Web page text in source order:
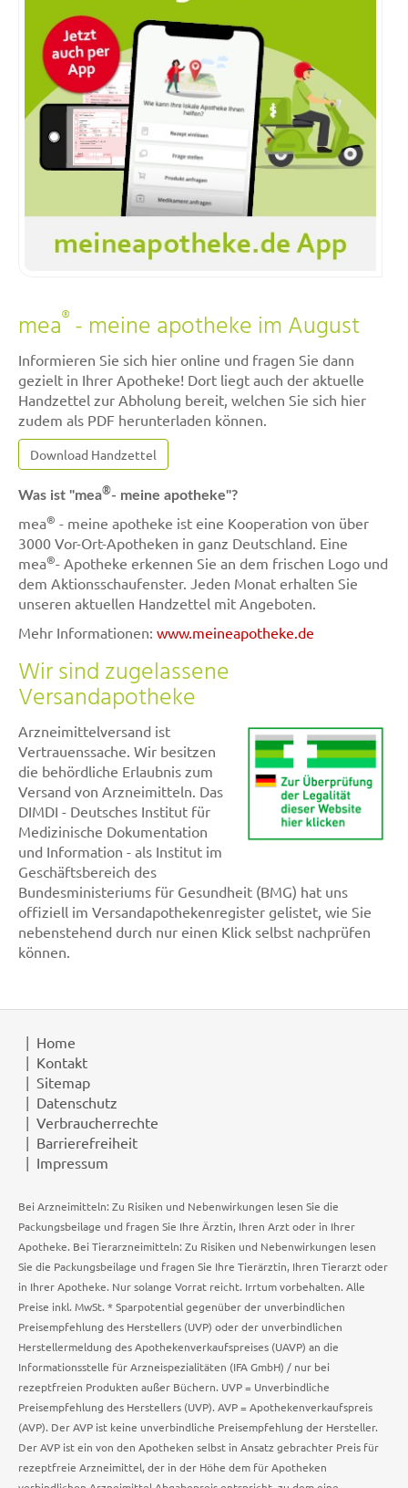
mea® - meine apotheke im August
Informieren Sie sich hier online und fragen Sie dann
gezielt in Ihrer Apotheke! Dort liegt auch der aktuelle
Handzettel zur Abholung bereit, welchen Sie sich hier
zudem als PDF herunterladen können.
Download Handzettel
Was ist "mea®- meine apotheke"?
mea® - meine apotheke ist eine Kooperation von über
3000 Vor-Ort-Apotheken in ganz Deutschland. Eine
mea®- Apotheke erkennen Sie an dem frischen Logo und
dem Aktionsschaufenster. Jeden Monat erhalten Sie
unseren aktuellen Handzettel mit Angeboten.
Mehr Informationen: www.meineapotheke.de
Wir sind zugelassene
Versandapotheke
Arzneimittelversand ist
Vertrauenssache. Wir besitzen
die behördliche Erlaubnis zum
Versand von Arzneimitteln. Das
DIMDI - Deutsches Institut für
Medizinische Dokumentation
und Information - als Institut im
Geschäftsbereich des
Bundesministeriums für Gesundheit (BMG) hat uns
offiziell im Versandapothekenregister gelistet, wie Sie
nebenstehend durch nur einen Klick selbst nachprüfen
können.
Home
Kontakt
Sitemap
Datenschutz
Verbraucherrechte
Barrierefreiheit
Impressum
Bei Arzneimitteln: Zu Risiken und Nebenwirkungen lesen Sie die
Packungsbeilage und fragen Sie Ihre Ärztin, Ihren Arzt oder in Ihrer
Apotheke. Bei Tierarzneimitteln: Zu Risiken und Nebenwirkungen lesen
Sie die Packungsbeilage und fragen Sie Ihre Tierärztin, Ihren Tierarzt oder
in Ihrer Apotheke. Nur solange Vorrat reicht. Irrtum vorbehalten. Alle
Preise inkl. MwSt. * Sparpotential gegenüber der unverbindlichen
Preisempfehlung des Herstellers (UVP) oder der unverbindlichen
Herstellermeldung des Apothekenverkaufspreises (UAVP) an die
Informationsstelle für Arzneispezialitäten (IFA GmbH) / nur bei
rezeptfreien Produkten außer Büchern. UVP = Unverbindliche
Preisempfehlung des Herstellers (UVP). AVP = Apothekenverkaufspreis
(AVP). Der AVP ist keine unverbindliche Preisempfehlung der Hersteller.
Der AVP ist ein von den Apotheken selbst in Ansatz gebrachter Preis für
rezeptfreie Arzneimittel, der in der Höhe dem für Apotheken